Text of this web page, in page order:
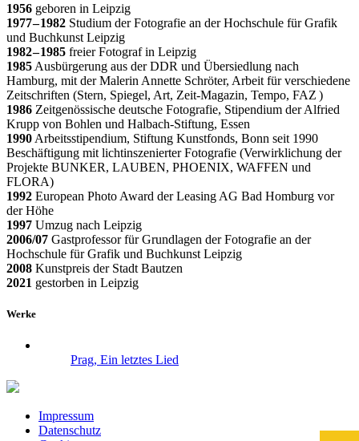
1956 geboren in Leipzig
1977 – 1982 Studium der Fotografie an der Hochschule für Grafik
und Buchkunst Leipzig
1982 – 1985 freier Fotograf in Leipzig
1985 Ausbürgerung aus der DDR und Übersiedlung nach
Hamburg, mit der Malerin Annette Schröter, Arbeit für verschiedene
Zeitschriften (Stern, Spiegel, Art, Zeit-Magazin, Tempo, FAZ )
1986 Zeitgenössische deutsche Fotografie, Stipendium der Alfried
Krupp von Bohlen und Halbach-Stiftung, Essen
1990 Arbeitsstipendium, Stiftung Kunstfonds, Bonn seit 1990
Beschäftigung mit lichtinszenierter Fotografie (Verwirklichung der
Projekte BUNKER, LAUBEN, PHOENIX, WAFFEN und
FLORA)
1992 European Photo Award der Leasing AG Bad Homburg vor
der Höhe
1997 Umzug nach Leipzig
2006/07 Gastprofessor für Grundlagen der Fotografie an der
Hochschule für Grafik und Buchkunst Leipzig
2008 Kunstpreis der Stadt Bautzen
2021 gestorben in Leipzig
Werke
Prag, Ein letztes Lied
Impressum
Datenschutz